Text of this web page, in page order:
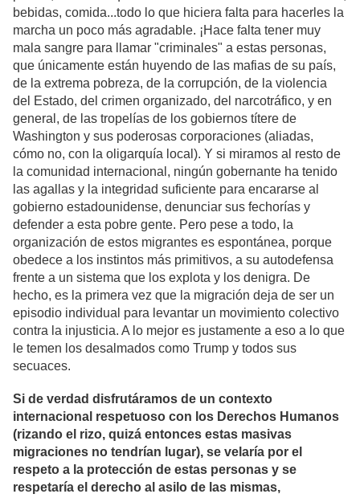
bebidas, comida...todo lo que hiciera falta para hacerles la
marcha un poco más agradable. ¡Hace falta tener muy
mala sangre para llamar "criminales" a estas personas,
que únicamente están huyendo de las mafias de su país,
de la extrema pobreza, de la corrupción, de la violencia
del Estado, del crimen organizado, del narcotráfico, y en
general, de las tropelías de los gobiernos títere de
Washington y sus poderosas corporaciones (aliadas,
cómo no, con la oligarquía local). Y si miramos al resto de
la comunidad internacional, ningún gobernante ha tenido
las agallas y la integridad suficiente para encararse al
gobierno estadounidense, denunciar sus fechorías y
defender a esta pobre gente. Pero pese a todo, la
organización de estos migrantes es espontánea, porque
obedece a los instintos más primitivos, a su autodefensa
frente a un sistema que los explota y los denigra. De
hecho, es la primera vez que la migración deja de ser un
episodio individual para levantar un movimiento colectivo
contra la injusticia. A lo mejor es justamente a eso a lo que
le temen los desalmados como Trump y todos sus
secuaces.
Si de verdad disfrutáramos de un contexto
internacional respetuoso con los Derechos Humanos
(rizando el rizo, quizá entonces estas masivas
migraciones no tendrían lugar), se velaría por el
respeto a la protección de estas personas y se
respetaría el derecho al asilo de las mismas,